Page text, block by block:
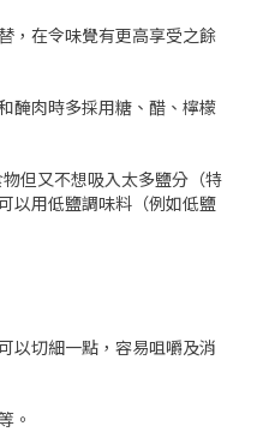
，在令味覺有更高享受之餘
醃肉時多採用糖、醋、檸檬
但又不想吸入太多鹽分（特
以用低鹽調味料（例如低鹽
以切細一點，容易咀嚼及消
。